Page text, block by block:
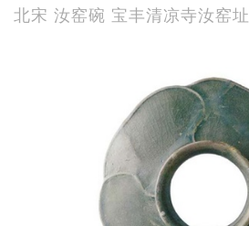
北宋 汝窑碗 宝丰清凉寺汝窑